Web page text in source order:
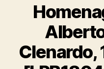
Clenardo,